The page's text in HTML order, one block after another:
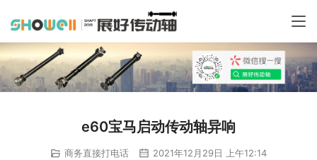
e60宝马启动传动轴异响
商务直接打电话 2021年12月29日 上午12:14